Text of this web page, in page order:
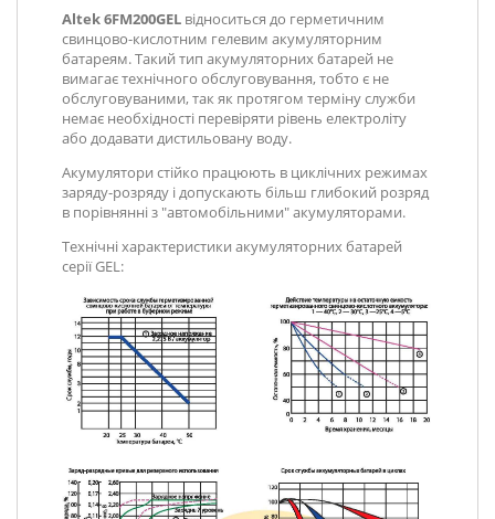
Altek 6FM200GEL відноситься до герметичним
свинцово-кислотним гелевим акумуляторним
батареям. Такий тип акумуляторних батарей не
вимагає технічного обслуговування, тобто є не
обслуговуваними, так як протягом терміну служби
немає необхідності перевіряти рівень електроліту
або додавати дистильовану воду.
Акумулятори стійко працюють в циклічних режимах
заряду-розряду і допускають більш глибокий розряд
в порівнянні з "автомобільними" акумуляторами.
Технічні характеристики акумуляторних батарей
серії GEL: